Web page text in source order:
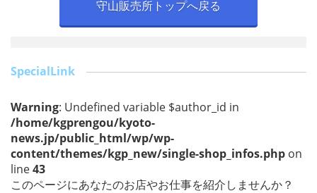
o
o
k
er
e ai
l
守山販売所トップへ戻る
SpecialLink
Warning: Undefined variable $author_id in
/home/kgprengou/kyoto-
news.jp/public_html/wp/wp-
content/themes/kgp_new/single-shop_infos.php on
line43
このページにあなたのお店やお仕事を紹介しませんか？